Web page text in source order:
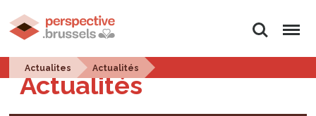
Rechercher
Menu
Actualites Actualités
Actualités